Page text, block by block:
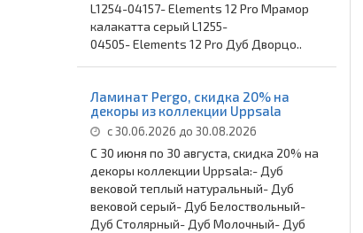
L1254-04157- Elements 12 Pro Мрамор
калакатта серый L1255-
04505- Elements 12 Pro Дуб Дворцо..
Ламинат Pergo, скидка 20% на
декоры из коллекции Uppsala
с 30.06.2026 до 30.08.2026
С 30 июня по 30 августа, скидка 20% на
декоры коллекции Uppsala:- Дуб
вековой теплый натуральный- Дуб
вековой серый- Дуб Белоствольный-
Дуб Столярный- Дуб Молочный- Дуб